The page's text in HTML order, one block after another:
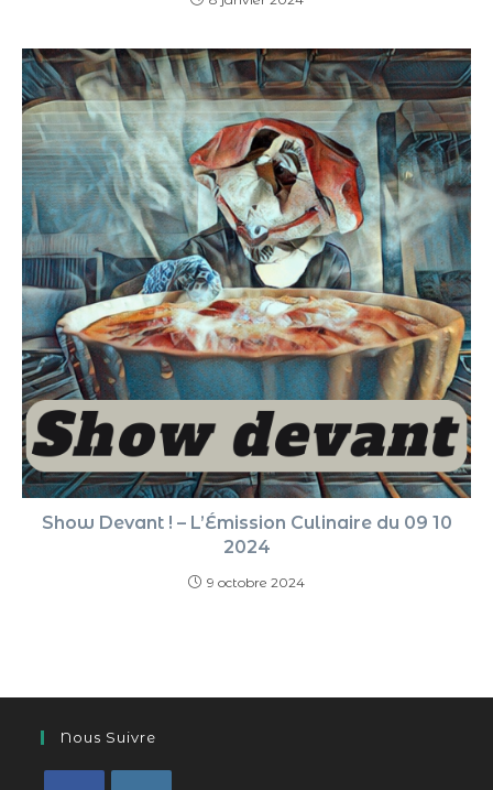
Show Devant ! – L’Émission Culinaire du 09 10
2024
9 octobre 2024
Nous Suivre